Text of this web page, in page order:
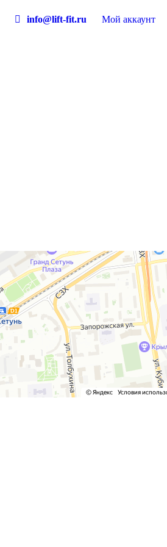
info@lift-fit.ru Мой аккаунт